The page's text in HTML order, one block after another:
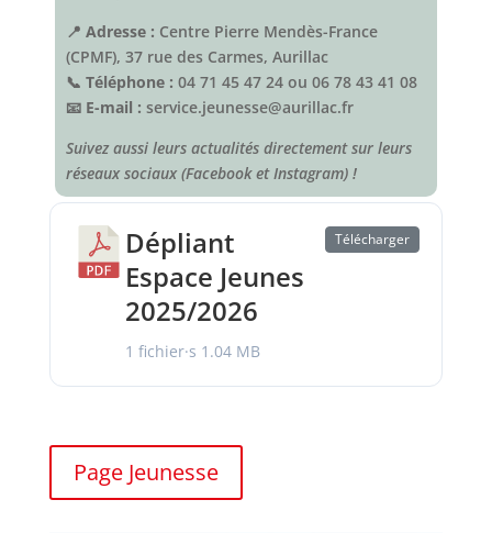
📍 Adresse : Centre Pierre Mendès-France
(CPMF), 37 rue des Carmes, Aurillac
📞 Téléphone : 04 71 45 47 24 ou 06 78 43 41 08
📧 E-mail : service.jeunesse@aurillac.fr
Suivez aussi leurs actualités directement sur leurs
réseaux sociaux (Facebook et Instagram) !
Dépliant
Espace Jeunes
2025/2026
1 fichier·s 1.04 MB
Télécharger
Page Jeunesse